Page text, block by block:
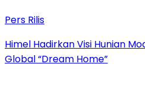
Pers Rilis
Himel Hadirkan Visi Hunian
Global “Dream Home”